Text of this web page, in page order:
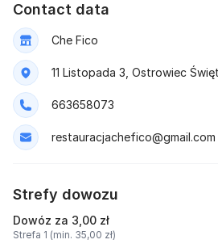
Contact data
Che Fico
11 Listopada 3, Ostrowiec
663658073
restauracjachefico@gmail.com
Strefy dowozu
Dowóz za 3,00 zł
Strefa 1 (min. 35,00 zł)